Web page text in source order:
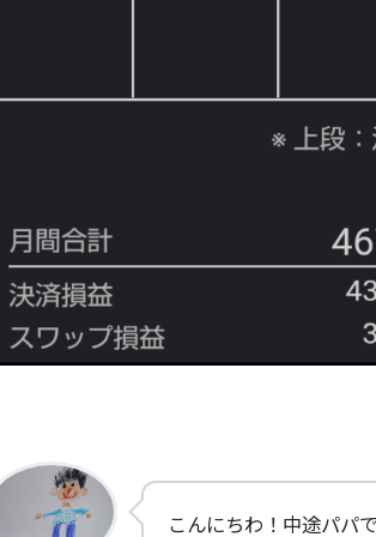
こんにちわ！中途パパ